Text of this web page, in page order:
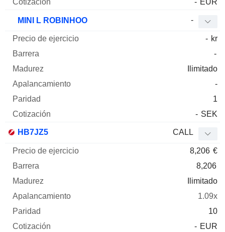
- EUR
MINI L ROBINHOO -
- kr
-
Ilimitado
-
1
- SEK
HB7JZ5 CALL
8,206 €
8,206
Ilimitado
1.09x
10
- EUR